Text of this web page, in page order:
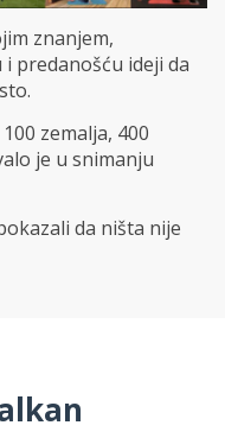
znanjem,
predanošću ideji da
zemalja, 400
je u snimanju
da ništa nije